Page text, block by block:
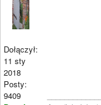
Dołączył:
11 sty
2018
Posty:
9409